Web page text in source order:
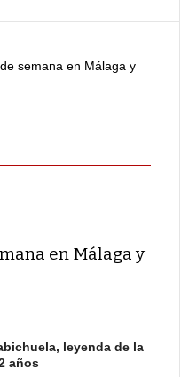
semana en Málaga y
en Málaga y
leyenda de la
años